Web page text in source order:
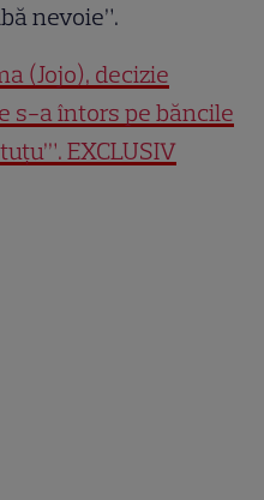
nevoie”.
(Jojo), decizie
s-a întors pe băncile
EXCLUSIV